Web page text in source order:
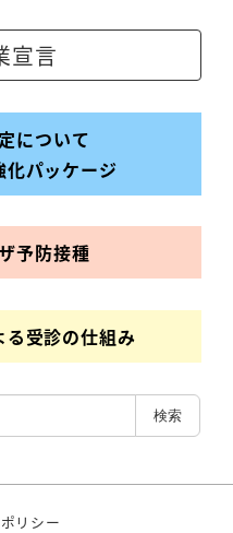
宣言
について
化パッケージ
予防接種
る受診の仕組み
検索
リシー